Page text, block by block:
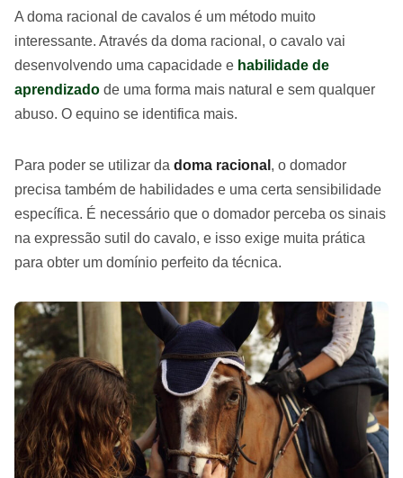
A doma racional de cavalos é um método muito
interessante. Através da doma racional, o cavalo vai
desenvolvendo uma capacidade e habilidade de
aprendizado de uma forma mais natural e sem qualquer
abuso. O equino se identifica mais.
Para poder se utilizar da doma racional , o domador
precisa também de habilidades e uma certa sensibilidade
específica. É necessário que o domador perceba os sinais
na expressão sutil do cavalo, e isso exige muita prática
para obter um domínio perfeito da técnica.